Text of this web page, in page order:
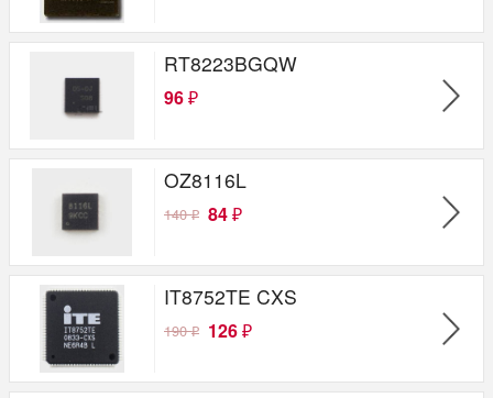
RT8223BGQW
96 ₽
OZ8116L
140₽ 84 ₽
IT8752TE CXS
190₽ 126 ₽